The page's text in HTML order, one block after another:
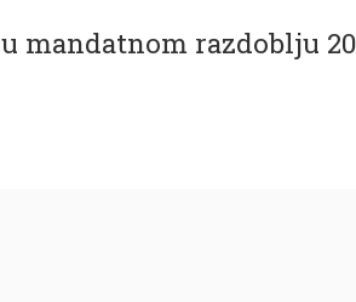
mandatnom razdoblju